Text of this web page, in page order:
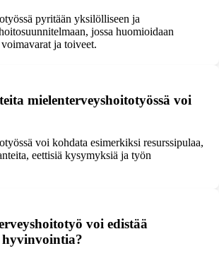
pyritään yksilölliseen ja
jossa huomioidaan
ja toiveet.
mielenterveyshoitotyössä voi
voi kohdata esimerkiksi resurssipulaa,
eettisiä kysymyksiä ja työn
voi edistää